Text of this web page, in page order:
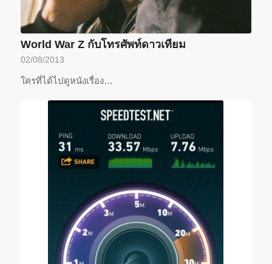
World War Z กับโทรศัพท์ดาวเทียม
02/08/2013
ใครที่ได้ไปดูหนังเรื่อง…